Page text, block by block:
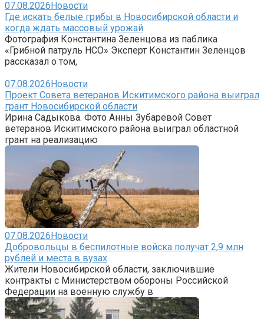
07.08.2026Новости
Где искать белые грибы в Новосибирской области и
когда ждать массовый урожай
Фотография Константина Зеленцова из паблика
«Грибной патруль НСО» Эксперт Константин Зеленцов
рассказал о том,
07.08.2026Новости
Проект Совета ветеранов Искитимского района выиграл
грант Новосибирской области
Ирина Садыкова. Фото Анны Зубаревой Совет
ветеранов Искитимского района выиграл областной
грант на реализацию
07.08.2026Новости
Добровольцы в беспилотные войска получат 2,9 млн
рублей и места в вузах
Жители Новосибирской области, заключившие
контракты с Министерством обороны Российской
Федерации на военную службу в